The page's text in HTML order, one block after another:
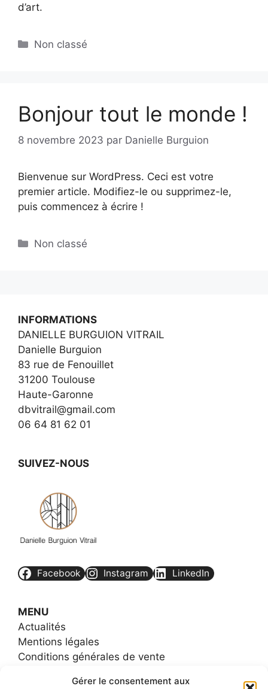
Gérer le consentement aux
d’art.
Catégories
Non classé
Bonjour tout le monde !
8 novembre 2023 par Danielle Burguion
Bienvenue sur WordPress. Ceci est votre
premier article. Modifiez-le ou supprimez-le,
puis commencez à écrire !
Catégories
Non classé
INFORMATIONS
DANIELLE BURGUION VITRAIL
Danielle Burguion
83 rue de Fenouillet
31200 Toulouse
Haute-Garonne
dbvitrail@gmail.com
06 64 81 62 01
SUIVEZ-NOUS
Facebook Instagram LinkedIn
MENU
Actualités
Mentions légales
Conditions générales de vente